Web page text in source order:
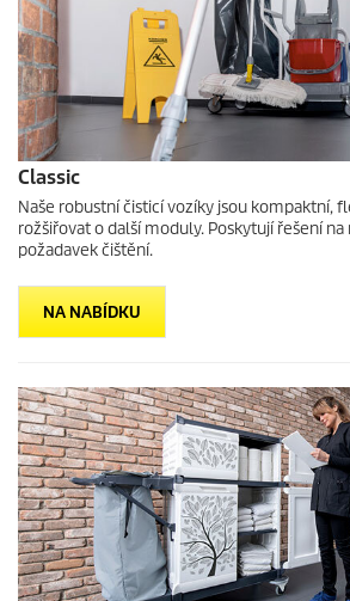
Classic
Naše robustní čisticí vozíky jsou kompaktní,
rožšiřovat o další moduly. Poskytují řešení
požadavek čištění.
NA NABÍDKU